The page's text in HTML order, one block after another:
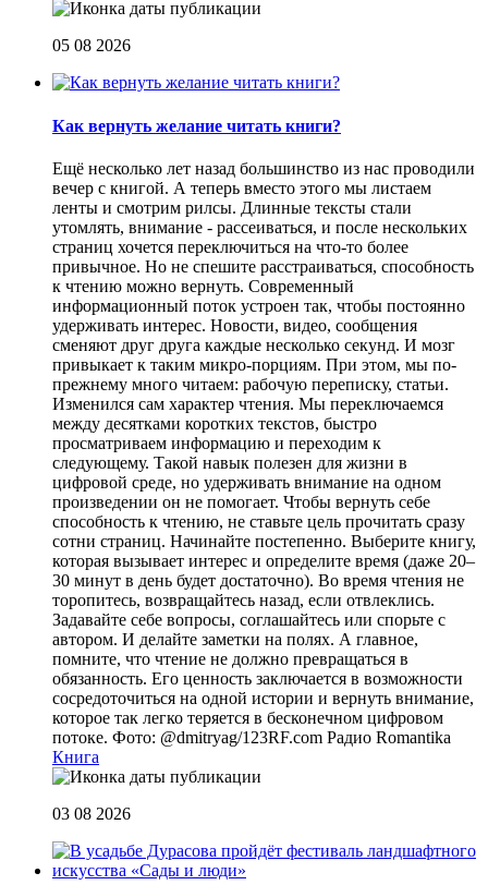
05 08 2026
Как вернуть желание читать книги?
Eщё несколько лет назад большинство из нас проводили
вечер с книгой. А теперь вместо этого мы листаем
ленты и смотрим рилсы. Длинные тексты стали
утомлять, внимание - рассеиваться, и после нескольких
страниц хочется переключиться на что-то более
привычное. Но не спешите расстраиваться, способность
к чтению можно вернуть. Современный
информационный поток устроен так, чтобы постоянно
удерживать интерес. Новости, видео, сообщения
сменяют друг друга каждые несколько секунд. И мозг
привыкает к таким микро-порциям. При этом, мы по-
прежнему много читаем: рабочую переписку, статьи.
Изменился сам характер чтения. Мы переключаемся
между десятками коротких текстов, быстро
просматриваем информацию и переходим к
следующему. Такой навык полезен для жизни в
цифровой среде, но удерживать внимание на одном
произведении он не помогает. Чтобы вернуть себе
способность к чтению, не ставьте цель прочитать сразу
сотни страниц. Начинайте постепенно. Выберите книгу,
которая вызывает интерес и определите время (даже 20–
30 минут в день будет достаточно). Во время чтения не
торопитесь, возвращайтесь назад, если отвлеклись.
Задавайте себе вопросы, соглашайтесь или спорьте с
автором. И делайте заметки на полях. А главное,
помните, что чтение не должно превращаться в
обязанность. Его ценность заключается в возможности
сосредоточиться на одной истории и вернуть внимание,
которое так легко теряется в бесконечном цифровом
потоке. Фото: @dmitryag/123RF.com Радио Romantika
Книга
03 08 2026